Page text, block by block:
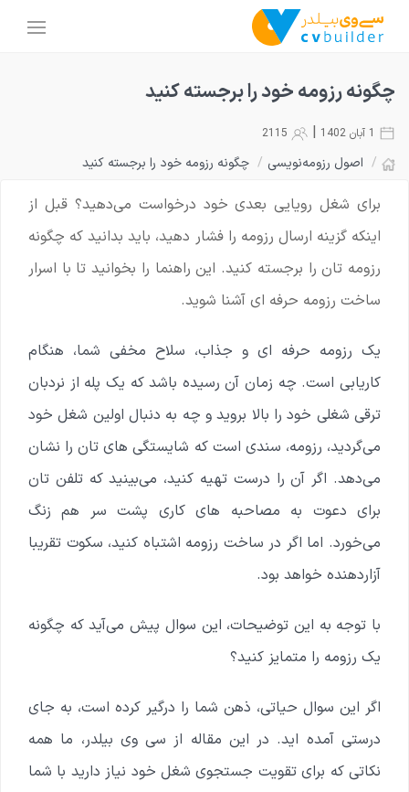
چگونه رزومه خود را برجسته کنید
|
/ اصول رزومه‌نویسی / چگونه رزومه خود را برجسته کنید
برای شغل رویایی بعدی خود درخواست می‌دهید؟ قبل از
اینکه گزینه ارسال رزومه را فشار دهید، باید بدانید که چگونه
رزومه تان را برجسته کنید. این راهنما را بخوانید تا با اسرار
ساخت رزومه حرفه ای آشنا شوید.
یک رزومه حرفه ای و جذاب، سلاح مخفی شما، هنگام
کاریابی است. چه زمان آن رسیده باشد که یک پله از نردبان
ترقی شغلی خود را بالا بروید و چه به دنبال اولین شغل خود
می‌گردید، رزومه، سندی است که شایستگی های تان را نشان
می‌دهد. اگر آن را درست تهیه کنید، می‌بینید که تلفن تان
برای دعوت به مصاحبه های کاری پشت سر هم زنگ
می‌خورد. اما اگر در ساخت رزومه اشتباه کنید، سکوت تقریبا
آزاردهنده خواهد بود.
با توجه به این توضیحات، این سوال پیش می‌آید که چگونه
یک رزومه را متمایز کنید؟
اگر این سوال حیاتی، ذهن شما را درگیر کرده است، به جای
درستی آمده اید. در این مقاله از سی وی بیلدر، ما همه
نکاتی که برای تقویت جستجوی شغل خود نیاز دارید با شما